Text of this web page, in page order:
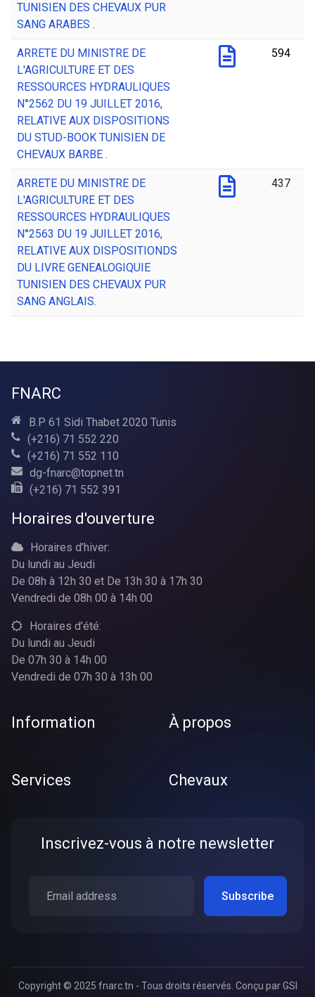
TUNISIEN DES CHEVAUX PUR
SANG ARABES .
ARRETE DU MINISTRE DE
L'AGRICULTURE ET DES
RESSOURCES HYDRAULIQUES
N°2562 DU 19 JUILLET 2016,
RELATIVE AUX DISPOSITIONS
DU STUD-BOOK TUNISIEN DE
CHEVAUX BARBE .
594
ARRETE DU MINISTRE DE
L'AGRICULTURE ET DES
RESSOURCES HYDRAULIQUES
N°2563 DU 19 JUILLET 2016,
RELATIVE AUX DISPOSITIONDS
DU LIVRE GENEALOGIQUIE
TUNISIEN DES CHEVAUX PUR
SANG ANGLAIS.
437
FNARC
B.P 61 Sidi Thabet 2020 Tunis
(+216) 71 552 220
(+216) 71 552 110
dg-fnarc@topnet.tn
(+216) 71 552 391
Horaires d'ouverture
Horaires d’hiver:
Du lundi au Jeudi
De 08h à 12h 30 et De 13h 30 à 17h 30
Vendredi de 08h 00 à 14h 00
Horaires d’été:
Du lundi au Jeudi
De 07h 30 à 14h 00
Vendredi de 07h 30 à 13h 00
Information À propos
Services Chevaux
Inscrivez-vous à notre newsletter
Copyright © 2025 fnarc.tn - Tous droits réservés. Conçu parGSI